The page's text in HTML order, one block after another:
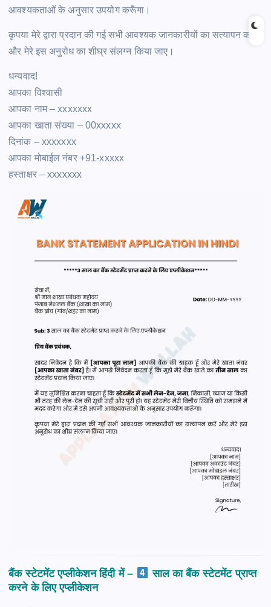
आवश्यकताओं के अनुसार उपयोग करूँगा।
कृपया मेरे द्वारा प्रदान की गई सभी आवश्यक जानकारीयों का सत्यापन करें
और मेरे इस अनुरोध का शीघ्र संलग्न किया जाए।
धन्यवाद!
आपका विश्वासी
आपका नाम – xxxxxxx
आपका खाता संख्या – 00xxxxx
दिनांक – xxxxxxx
आपका मोबाईल नंबर +91-xxxxx
हस्ताक्षर – xxxxxxx
बैंक स्टेटमेंट एप्लीकेशन हिंदी में – सालका बैंक स्टेटमेंट प्राप्त
करने के लिए एप्लीकेशन